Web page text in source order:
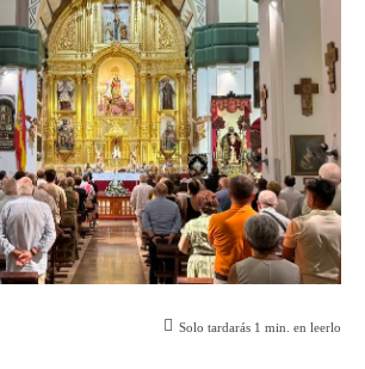
Solo tardarás 1 min. en leerlo